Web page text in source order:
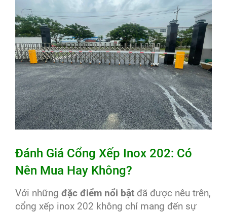
Đánh Giá Cổng Xếp Inox 202: Có
Nên Mua Hay Không?
Với những đặc điểm nổi bật đã được nêu trên,
cổng xếp inox 202 không chỉ mang đến sự